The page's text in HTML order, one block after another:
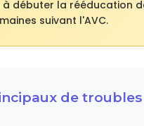
à débuter la rééducation
suivant l'AVC.
de troubles